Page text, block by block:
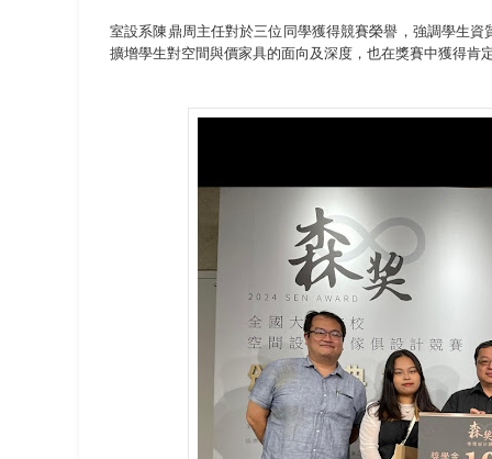
室設系陳鼎周主任對於三位同學獲得競賽榮譽，強調學生
擴增學生對空間與價家具的面向及深度，也在獎賽中獲得肯